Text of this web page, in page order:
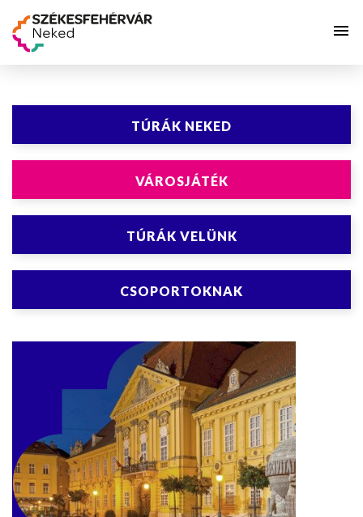
TÚRÁK NEKED
VÁROSJÁTÉK
TÚRÁK VELÜNK
CSOPORTOKNAK